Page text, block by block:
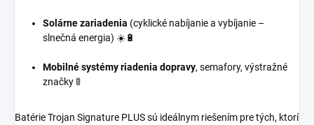
Solárne zariadenia (cyklické nabíjanie a vybíjanie –
slnečná energia) ☀️🔋
Mobilné systémy riadenia dopravy, semafory, výstražné
značky 🚦
Batérie Trojan Signature PLUS sú ideálnym riešením pre tých, ktorí